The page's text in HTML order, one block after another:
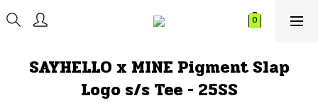
SAYHELLO x MINE Pigment Slap
Logo s/s Tee - 25SS